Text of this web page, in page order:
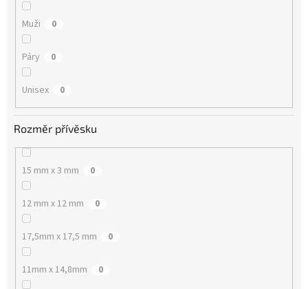
Muži 0
Páry 0
Unisex 0
Rozměr přívěsku
15 mm x 3 mm 0
12 mm x 12 mm 0
17,5mm x 17,5 mm 0
11mm x 14,8mm 0